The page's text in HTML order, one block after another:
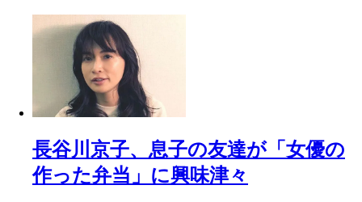
長谷川京子、息子の友達が「女優の
作った弁当」に興味津々